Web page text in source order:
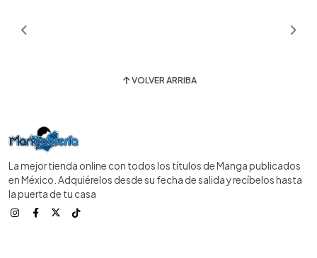
VOLVER ARRIBA
La mejor tienda online con todos los títulos de Manga publicados
en México. Adquiérelos desde su fecha de salida y recíbelos hasta
la puerta de tu casa